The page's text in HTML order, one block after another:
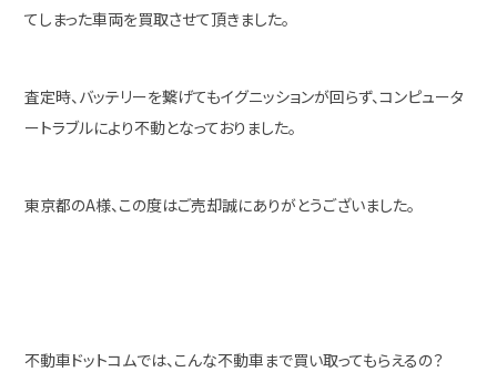
てしまった車両を買取させて頂きました。
査定時、バッテリーを繋げてもイグニッションが回らず、コンピュータ
ートラブルにより不動となっておりました。
東京都のA様、この度はご売却誠にありがとうございました。
不動車ドットコムでは、こんな不動車まで買い取ってもらえるの？